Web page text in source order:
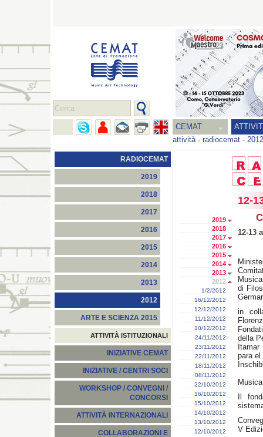
CEMAT
attività- radiocemat - 2012
RADIOCEMAT
2019
2018
2017
2016
2015
2014
2013
2012
ARTE E SCIENZA 2015
ATTIVITÀ ISTITUZIONALI
INIZIATIVE CEMAT
INIZIATIVE / CENTRI SOCI
WORKSHOP / CONVEGNI /
CONCORSI
ATTIVITÀ INTERNAZIONALI
COLLABORAZIONI E
2019
2018
2017
2016
2015
2014
2013
2012
1/2/2012
16/12/2012
12/12/2012
11/12/2012
10/12/2012
24/11/2012
23/11/2012
22/11/2012
18/11/2012
08/11/2012
22/10/2012
16/10/2012
15/10/2012
14/10/2012
13/10/2012
12/10/2012
12-
12-13
di
in
della
para el
Il
V